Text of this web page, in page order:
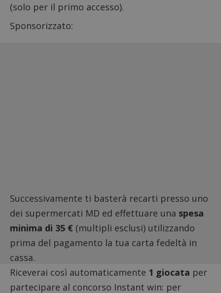
(solo per il primo accesso).
Sponsorizzato:
Successivamente ti basterà recarti presso uno
dei supermercati MD ed effettuare una spesa
minima di 35 € (multipli esclusi) utilizzando
prima del pagamento la tua carta fedeltà in
cassa.
Riceverai così automaticamente 1 giocata per
partecipare al concorso Instant win: per